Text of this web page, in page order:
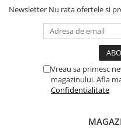
Pixuri si rezerve
Produse Craft
Ghiozdane si genti scolare
Genti laptop
Carti de colorat si povestit
Newsletter Nu rata ofertele si
Vreau sa primesc
magazinului. Afla
Confidentialitate